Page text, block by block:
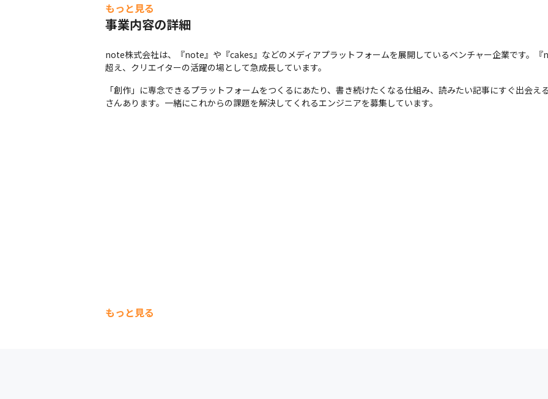
もっと見る
事業内容の詳細
note株式会社は、『note』や『cakes』などのメディアプラットフォームを展開しているベンチャー企業です。
超え、クリエイターの活躍の場として急成長しています。
「創作」に専念できるプラットフォームをつくるにあたり、書き続けたくなる仕組み、読みたい記事にすぐ出会え
さんあります。一緒にこれからの課題を解決してくれるエンジニアを募集しています。
もっと見る